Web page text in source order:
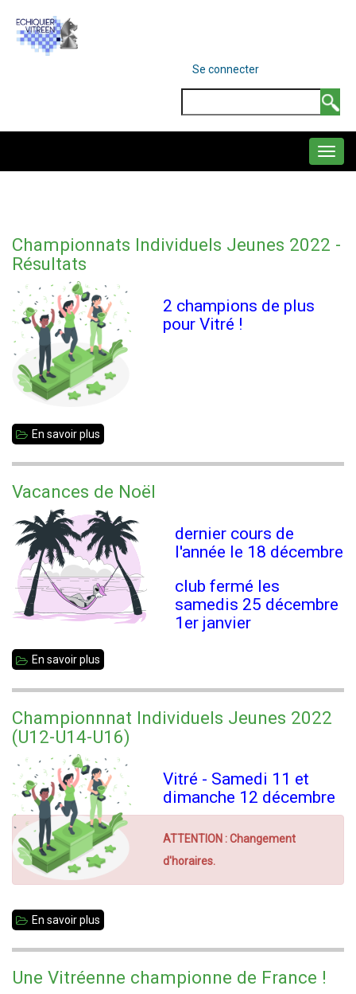
contenu
MENU
COMPTE
DE
Se connecter
Championnats Individuels Jeunes 2022 -
Résultats
2 champions de plus
pour Vitré !
En savoir plus
Jeunes
2022
-
Résultats
Vacances de Noël
dernier cours de
l'année le 18 décembre
club fermé les
samedis 25 décembre
1er janvier
En savoir plus
Noël
Championnnat Individuels Jeunes 2022
(U12-U14-U16)
Vitré - Samedi 11 et
dimanche 12 décembre
ATTENTION : Changement
d'horaires.
En savoir plus
Jeunes
Une Vitréenne championne de France !